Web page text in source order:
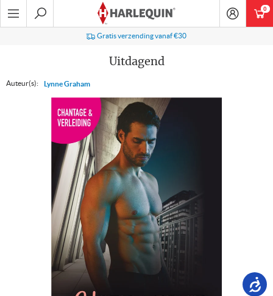
Ga
naar
Gratis verzending vanaf €30
Uitdagend
Auteur(s): Lynne Graham
0